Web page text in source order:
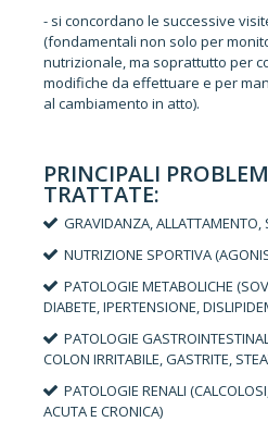
- si concordano le successive
(fondamentali non solo per
nutrizionale, ma soprattutto per
modifiche da effettuare e per
al cambiamento in atto).
PRINCIPALI
TRATTATE:
GRAVIDANZA, ALLATTAMENTO,
NUTRIZIONE SPORTIVA
PATOLOGIE METABOLICHE
DIABETE, IPERTENSIONE,
PATOLOGIE
COLON IRRITABILE, GASTRITE,
PATOLOGIE RENALI
ACUTA E CRONICA)